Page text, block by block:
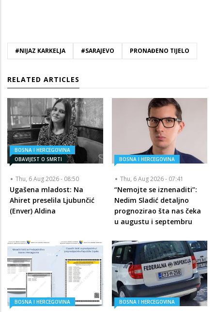
#NIJAZ KARKELJA #SARAJEVO PRONAĐENO TIJELO
RELATED ARTICLES
BOSNA I HERCEGOVINA
OBAVIJEST O SMRTI
Thu, 6 Aug 2026 - 08:50
Ugašena mladost: Na
Ahiret preselila Ljubunčić
(Enver) Aldina
BOSNA I HERCEGOVINA
Thu, 6 Aug 2026 - 07:41
“Nemojte se iznenaditi”:
Nedim Sladić detaljno
prognozirao šta nas čeka
u augustu i septembru
BOSNA I HERCEGOVINA BOSNA I HERCEGOVINA